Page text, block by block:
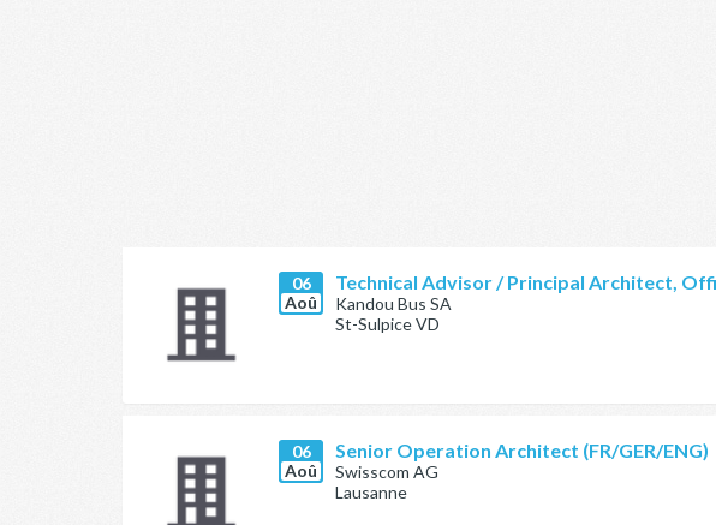
06
Aoû
Technical Advisor / Principal Architect,
Kandou Bus SA
St-Sulpice VD
06
Aoû
Senior Operation Architect (FR/GER/ENG)
Swisscom AG
Lausanne